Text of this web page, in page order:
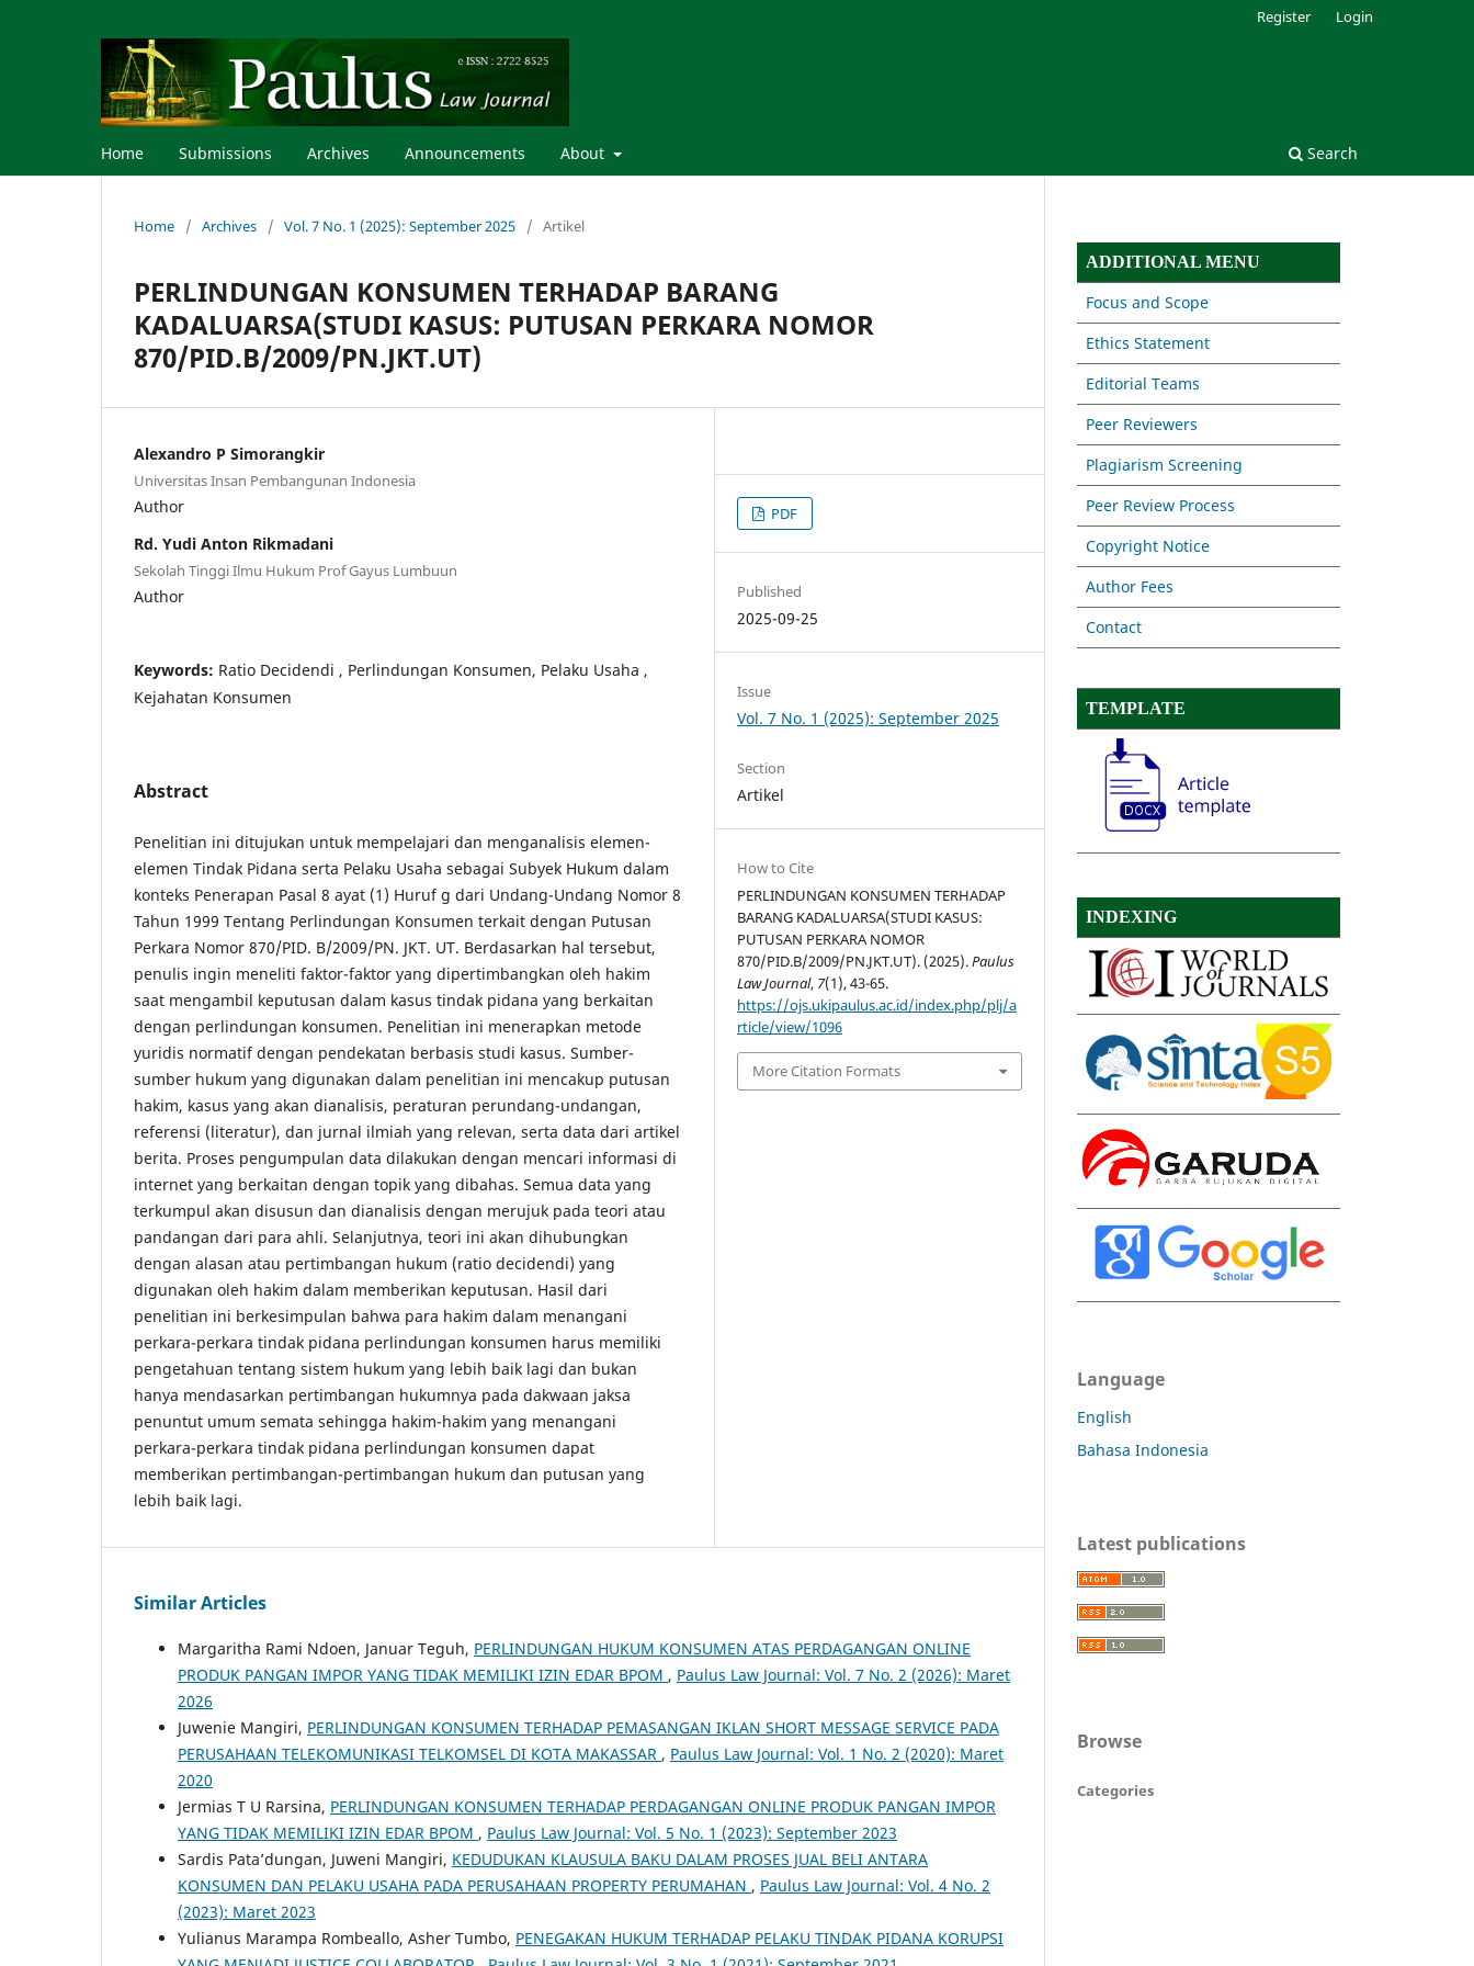
Home Submissions Archives Announcements About Search
Register Login
Home / Archives / Vol. 7 No. 1 (2025): September 2025 / Artikel
PERLINDUNGAN KONSUMEN TERHADAP BARANG
KADALUARSA(STUDI KASUS: PUTUSAN PERKARA NOMOR
870/PID.B/2009/PN.JKT.UT)
Alexandro P Simorangkir
Universitas Insan Pembangunan Indonesia
Author
Rd. Yudi Anton Rikmadani
Sekolah Tinggi Ilmu Hukum Prof Gayus Lumbuun
Author
Keywords: Ratio Decidendi , Perlindungan Konsumen, Pelaku Usaha ,
Kejahatan Konsumen
Abstract
Penelitian ini ditujukan untuk mempelajari dan menganalisis elemen-
elemen Tindak Pidana serta Pelaku Usaha sebagai Subyek Hukum dalam
konteks Penerapan Pasal 8 ayat (1) Huruf g dari Undang-Undang Nomor 8
Tahun 1999 Tentang Perlindungan Konsumen terkait dengan Putusan
Perkara Nomor 870/PID. B/2009/PN. JKT. UT. Berdasarkan hal tersebut,
penulis ingin meneliti faktor-faktor yang dipertimbangkan oleh hakim
saat mengambil keputusan dalam kasus tindak pidana yang berkaitan
dengan perlindungan konsumen. Penelitian ini menerapkan metode
yuridis normatif dengan pendekatan berbasis studi kasus. Sumber-
sumber hukum yang digunakan dalam penelitian ini mencakup putusan
hakim, kasus yang akan dianalisis, peraturan perundang-undangan,
referensi (literatur), dan jurnal ilmiah yang relevan, serta data dari artikel
berita. Proses pengumpulan data dilakukan dengan mencari informasi di
internet yang berkaitan dengan topik yang dibahas. Semua data yang
terkumpul akan disusun dan dianalisis dengan merujuk pada teori atau
pandangan dari para ahli. Selanjutnya, teori ini akan dihubungkan
dengan alasan atau pertimbangan hukum (ratio decidendi) yang
digunakan oleh hakim dalam memberikan keputusan. Hasil dari
penelitian ini berkesimpulan bahwa para hakim dalam menangani
perkara-perkara tindak pidana perlindungan konsumen harus memiliki
pengetahuan tentang sistem hukum yang lebih baik lagi dan bukan
hanya mendasarkan pertimbangan hukumnya pada dakwaan jaksa
penuntut umum semata sehingga hakim-hakim yang menangani
perkara-perkara tindak pidana perlindungan konsumen dapat
memberikan pertimbangan-pertimbangan hukum dan putusan yang
lebih baik lagi.
PDF
Published
2025-09-25
Issue
Vol. 7 No. 1 (2025): September 2025
Section
Artikel
How to Cite
PERLINDUNGAN KONSUMEN TERHADAP
BARANG KADALUARSA(STUDI KASUS:
PUTUSAN PERKARA NOMOR
870/PID.B/2009/PN.JKT.UT). (2025).Paulus
Law Journal, 7(1), 43-65.
https://ojs.ukipaulus.ac.id/index.php/plj/a
rticle/view/1096
More Citation Formats
Similar Articles
Margaritha Rami Ndoen, Januar Teguh, PERLINDUNGAN HUKUM KONSUMEN ATAS PERDAGANGAN ONLINE
PRODUK PANGAN IMPOR YANG TIDAK MEMILIKI IZIN EDAR BPOM , Paulus Law Journal: Vol. 7 No. 2 (2026): Maret
2026
Juwenie Mangiri, PERLINDUNGAN KONSUMEN TERHADAP PEMASANGAN IKLAN SHORT MESSAGE SERVICE PADA
PERUSAHAAN TELEKOMUNIKASI TELKOMSEL DI KOTA MAKASSAR , Paulus Law Journal: Vol. 1 No. 2 (2020): Maret
2020
Jermias T U Rarsina, PERLINDUNGAN KONSUMEN TERHADAP PERDAGANGAN ONLINE PRODUK PANGAN IMPOR
YANG TIDAK MEMILIKI IZIN EDAR BPOM , Paulus Law Journal: Vol. 5 No. 1 (2023): September 2023
Sardis Pata’dungan, Juweni Mangiri, KEDUDUKAN KLAUSULA BAKU DALAM PROSES JUAL BELI ANTARA
KONSUMEN DAN PELAKU USAHA PADA PERUSAHAAN PROPERTY PERUMAHAN , Paulus Law Journal: Vol. 4 No. 2
(2023): Maret 2023
Yulianus Marampa Rombeallo, Asher Tumbo, PENEGAKAN HUKUM TERHADAP PELAKU TINDAK PIDANA KORUPSI
ADDITIONAL MENU
Focus and Scope
Ethics Statement
Editorial Teams
Peer Reviewers
Plagiarism Screening
Peer Review Process
Copyright Notice
Author Fees
Contact
TEMPLATE
INDEXING
Language
English
Bahasa Indonesia
Latest publications
Browse
Categories